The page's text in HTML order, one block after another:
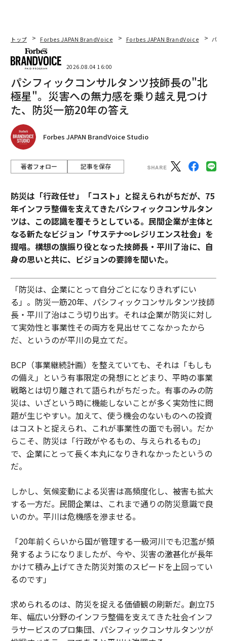
トップ Forbes JAPAN BrandVoice Forbes JAPAN BrandVoice パシ
2026.08.04 16:00
パシフィックコンサルタンツ技師長の"北
極星"。災害への無力感を乗り越え見つけ
た、防災一筋20年の答え
Forbes JAPAN BrandVoice Studio
著者フォロー 記事を保存
防災は「行政任せ」「コスト」と捉えられがちだが、75
年インフラ整備を支えてきたパシフィックコンサルタン
ツは、この認識を覆そうとしている。民間企業が主体と
なる新たなビジョン「サステナ∞レジリエンス社会」を
提唱。構想の旗振り役となった技師長・平川了治に、自
身の思いと共に、ビジョンの要諦を聞いた。
「防災は、企業にとって自分ごとになりきれずにい
る」。防災一筋20年、パシフィックコンサルタンツ技師
長・平川了治はこう切り出す。それは企業が防災に対し
て実効性と事業性その両方を見出せてこなかったから
だ、というのが平川の見立てだ。
BCP（事業継続計画）を整えていても、それは「もしも
の備え」という有事限定の発想にとどまり、平時の事業
戦略とは切り離されて語られがちだった。有事のみの防
災は、いざという時に機能しないことが多く実効性に問
題が生じやすい。加えて、使う機会のないものへの投資
はコストと捉えられ、これが事業性の面でも弱い。だか
らこそ、防災は「行政がやるもの、与えられるもの」
で、企業にとって長く本丸になりきれなかったというの
だ。
しかし、気候変動による災害は高頻度化し、被害も拡大
する一方だ。民間企業は、これまで通りの防災意識で良
いのか。平川は危機感を滲ませる。
「20年前くらいから国が管理する一級河川でも氾濫が頻
発するようになりましたが、今や、災害の激甚化が長年
かけて積み上げてきた防災対策のスピードを上回ってい
るのです」
求められるのは、防災を捉える価値観の刷新だ。創立75
年、幅広い分野のインフラ整備を支えてきた社会インフ
ラサービスのプロ集団、パシフィックコンサルタンツが